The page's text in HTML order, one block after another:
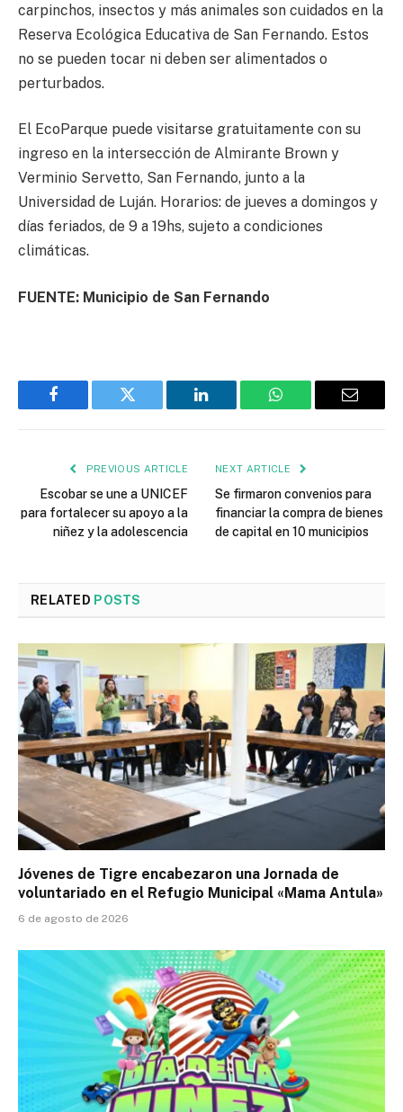
carpinchos, insectos y más animales son cuidados en la
Reserva Ecológica Educativa de San Fernando. Estos
no se pueden tocar ni deben ser alimentados o
perturbados.
El EcoParque puede visitarse gratuitamente con su
ingreso en la intersección de Almirante Brown y
Verminio Servetto, San Fernando, junto a la
Universidad de Luján. Horarios: de jueves a domingos y
días feriados, de 9 a 19hs, sujeto a condiciones
climáticas.
FUENTE: Municipio de San Fernando
Facebook Twitter LinkedIn WhatsApp Email
PREVIOUS ARTICLE
Escobar se une a UNICEF
para fortalecer su apoyo a la
niñez y la adolescencia
NEXT ARTICLE
Se firmaron convenios para
financiar la compra de bienes
de capital en 10 municipios
RELATED POSTS
Jóvenes de Tigre encabezaron una Jornada de
voluntariado en el Refugio Municipal «Mama Antula»
6 de agosto de 2026